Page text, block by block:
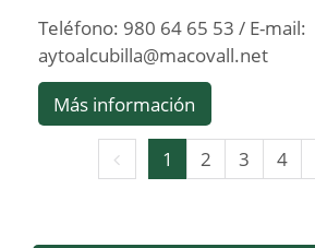
Teléfono: 980 64 65 53 / E-mail:
aytoalcubilla@macovall.net
Más información
Página
anterior
1 2 3 4